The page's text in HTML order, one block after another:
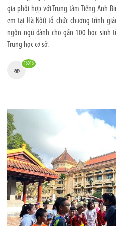
gia phối hợp với Trung tâm Tiếng Anh
em tại Hà Nội) tổ chức chương trình
ngôn ngữ dành cho gần 100 học sinh
Trung học cơ sở.
16016